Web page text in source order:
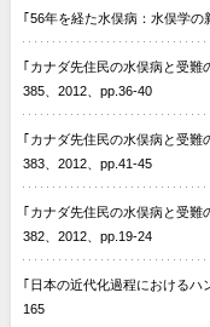
｢56年を経た水俣病：水俣学
｢カナダ先住民の水俣病と受難
385、2012、pp.36-40
｢カナダ先住民の水俣病と受難
383、2012、pp.41-45
｢カナダ先住民の水俣病と受難
382、2012、pp.19-24
｢日本の近代化過程における
165